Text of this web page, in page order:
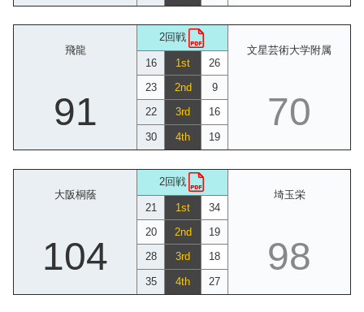
飛龍
2回戦
文星芸術大学附属
16
1st 26
91
23 2nd 9
70
22 3rd 16
30 4th 19
大阪桐蔭
2回戦
埼玉栄
21
1st 34
104
20 2nd 19
98
28 3rd 18
35 4th 27